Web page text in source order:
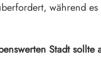
während
Stadt